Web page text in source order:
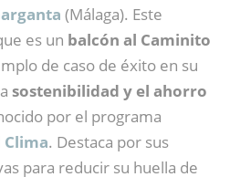
(Málaga). Este
es un balcón al Caminito
de caso de éxito en su
sostenibilidad y el ahorro
por el programa
. Destaca por sus
para reducir su huella de